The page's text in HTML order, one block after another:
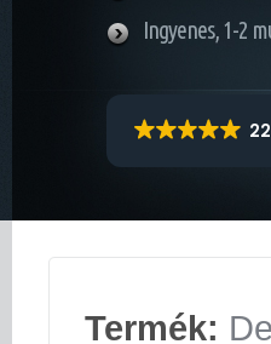
Ingyenes, 1-2
Termék: